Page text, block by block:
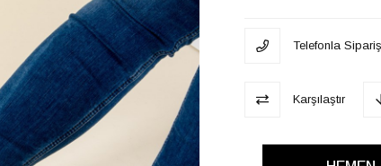
Telefonla Sipariş
Karşılaştır